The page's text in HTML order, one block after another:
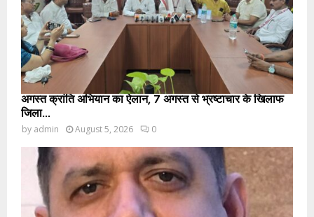
अगस्त क्रांति अभियान का ऐलान, 7 अगस्त से भ्रष्टाचार के खिलाफ
जिला...
by admin August 5, 2026 0